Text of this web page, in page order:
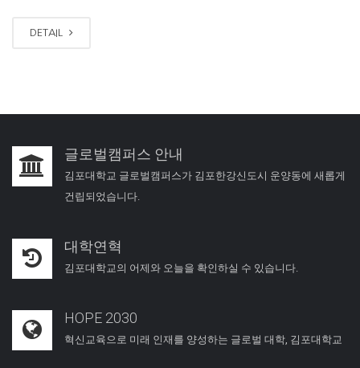
DETAIL
글로벌캠퍼스 안내
김포대학교 글로벌캠퍼스가 김포한강신도시 운양동에 새롭게
건립되었습니다.
대학연혁
김포대학교의 어제와 오늘을 확인하실 수 있습니다.
HOPE 2030
혁신교육으로 미래 인재를 양성하는 글로벌 대학, 김포대학교